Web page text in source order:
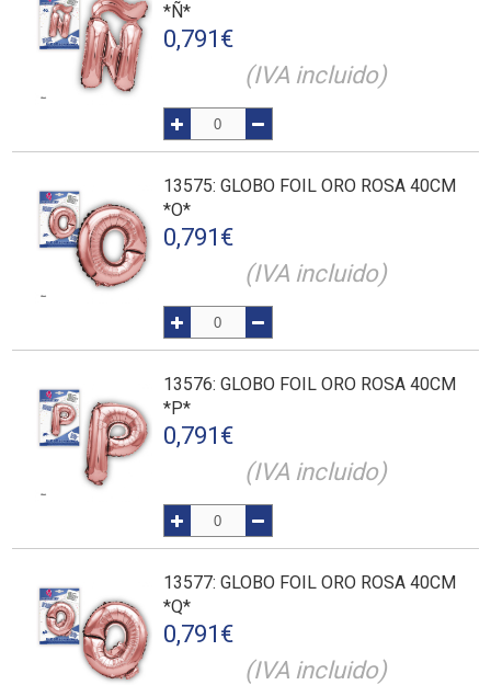
*Ñ*
0,791 €
(IVA incluido)
13575: GLOBO FOIL ORO ROSA 40CM
*O*
0,791 €
(IVA incluido)
13576: GLOBO FOIL ORO ROSA 40CM
*P*
0,791 €
(IVA incluido)
13577: GLOBO FOIL ORO ROSA 40CM
*Q*
0,791 €
(IVA incluido)